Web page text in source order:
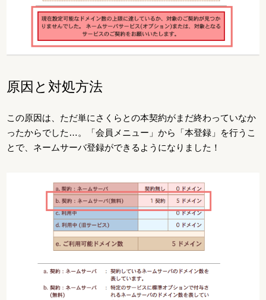
原因と対処方法
この原因は、ただ単にさくらとの本契約がまだ終わっていなか
ったからでした…。「会員メニュー」から「本登録」を行うこ
とで、ネームサーバ登録ができるようになりました！